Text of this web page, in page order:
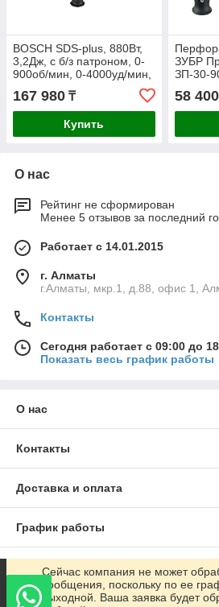
BOSCH SDS-plus, 880Вт,
3,2Дж, с б/з патроном, 0-
900об/мин, 0-4000уд/мин,
Перфоратор GBH 2-28 F
(0 611 267 600)
167 980 ₸
Купить
ЗУБР
ЗП-30-
58 400
О нас
Рейтинг не сформирован
Менее 5 отзывов за последний
Работает с 14.01.2015
г. Алматы
г.Алматы, мкр.1, д.88, офис 1,
Контакты
Сегодня работает с 09:00 до
Показать весь график работы
О нас
Контакты
Доставка и оплата
График работы
Полная версия сайта
Сейчас компания не может
сообщения, поскольку по ее
выходной. Ваша заявка будет